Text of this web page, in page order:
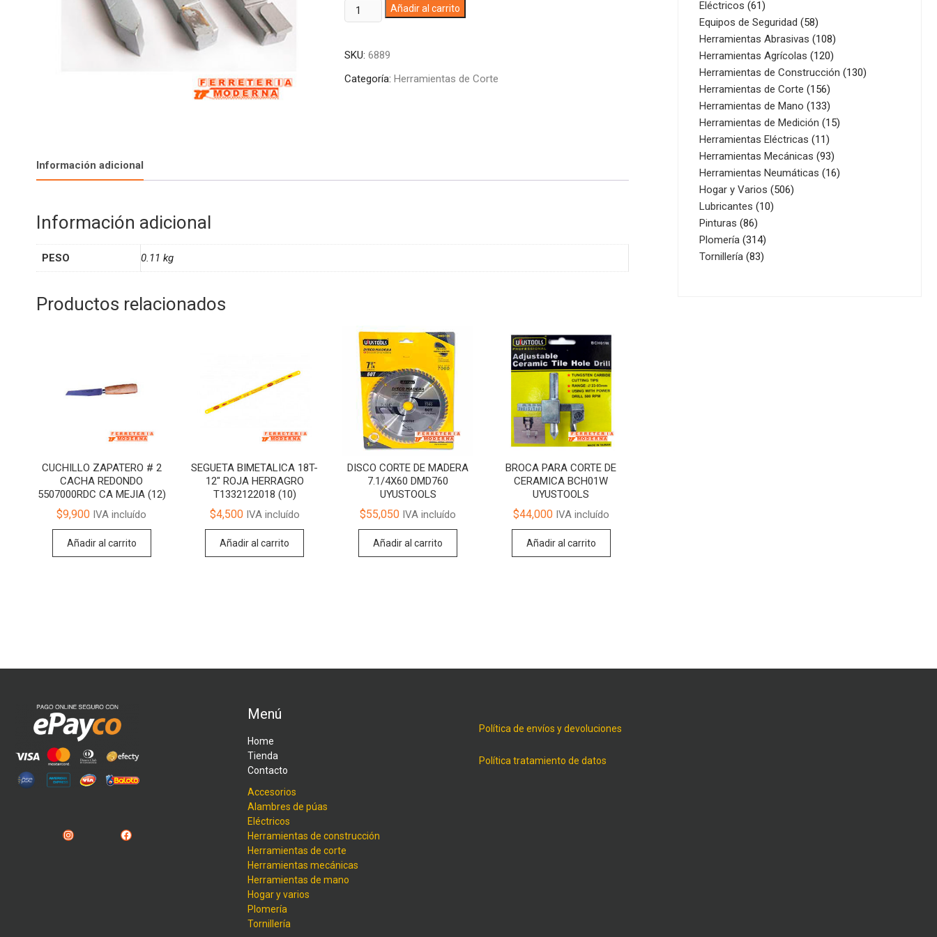
BURIL
1/2
(AR)
HOUSTON
Añadir al carrito
SKU: 6889
Categoría: Herramientas de Corte
Información adicional
Información adicional
PESO 0.11 kg
Productos relacionados
CUCHILLO ZAPATERO # 2
CACHA REDONDO
5507000RDC CA MEJIA (12)
$9,900 IVA incluído
Añadir al carrito
SEGUETA BIMETALICA 18T-
12″ ROJA HERRAGRO
T1332122018 (10)
$4,500IVA incluído
Añadir al carrito
DISCO CORTE DE MADERA
7.1/4X60 DMD760
UYUSTOOLS
$55,050 IVA incluído
Añadir al carrito
BROCA PARA CORTE DE
CERAMICA BCH01W
UYUSTOOLS
$44,000IVA incluído
Añadir al carrito
Eléctricos 6161
productos
Equipos de Seguridad 5858
productos
Herramientas Abrasivas 108108
productos
Herramientas Agrícolas 120120
productos
Herramientas de Construcción 130130
Herramientas de Corte 156156
productos
Herramientas de Mano 133133
productos
Herramientas de Medición 1515
Herramientas Eléctricas 1111
productos
Herramientas Mecánicas 9393
productos
Herramientas Neumáticas 1616
Hogar y Varios 506506
Lubricantes 1010
Pinturas 8686
productos
Plomería 314314
productos
Tornillería 8383
Instagram Facebook
Menú
Home
Tienda
Contacto
Accesorios
Alambres de púas
Eléctricos
Herramientas de construcción
Herramientas de corte
Herramientas mecánicas
Herramientas de mano
Hogar y varios
Plomería
Tornillería
Política de envíos y devoluciones
Política tratamiento de datos